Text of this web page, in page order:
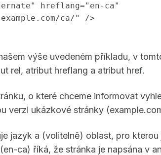
hreflang="en-ca"
ca/" />
výše uvedeném příkladu, v
rel, atribut hreflang a atribut href.
o které chceme informovat
verzi ukázkové stránky
jazyk a (volitelně) oblast, pro
ca) říká, že stránka je napsána v